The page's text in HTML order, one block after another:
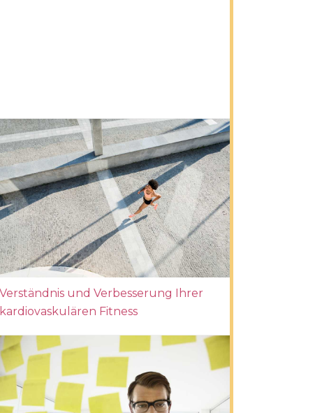
Verständnis und Verbesserung Ihrer
kardiovaskulären Fitness